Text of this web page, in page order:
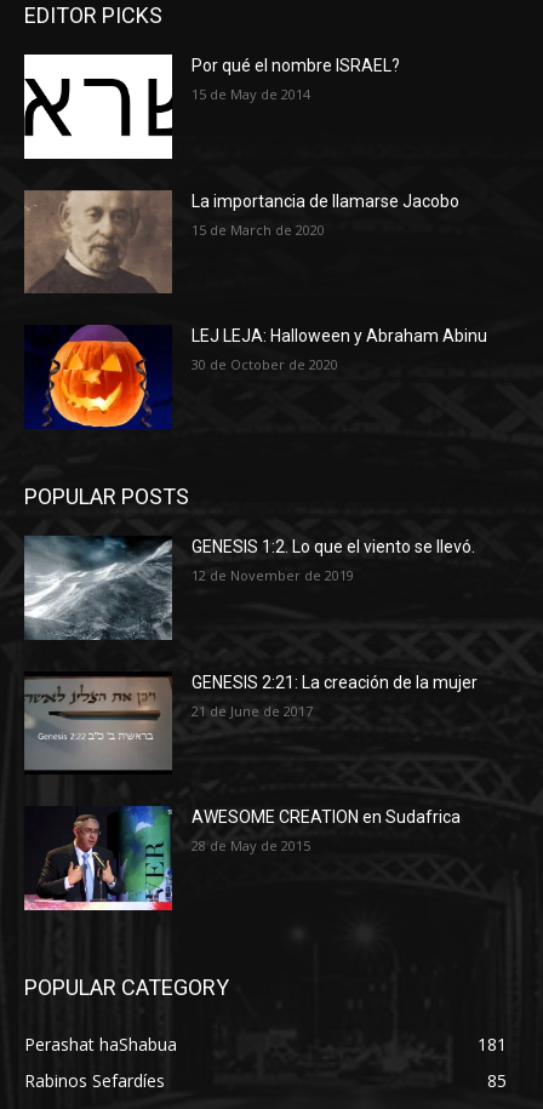
EDITOR PICKS
Por qué el nombre ISRAEL?
15 de May de 2014
La importancia de llamarse Jacobo
15 de March de 2020
LEJ LEJA: Halloween y Abraham Abinu
30 de October de 2020
POPULAR POSTS
GENESIS 1:2. Lo que el viento se llevó.
12 de November de 2019
GENESIS 2:21: La creación de la mujer
21 de June de 2017
AWESOME CREATION en Sudafrica
28 de May de 2015
POPULAR CATEGORY
Perashat haShabua
181
Rabinos Sefardíes
85